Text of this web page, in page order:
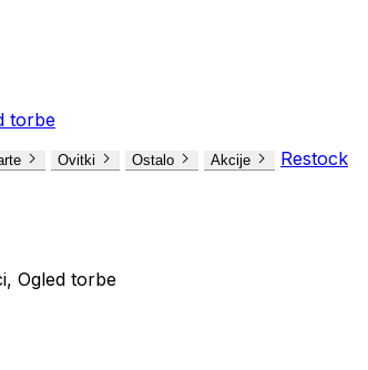
torbe
Ovitki Ostalo Akcije Restock
Ogled torbe